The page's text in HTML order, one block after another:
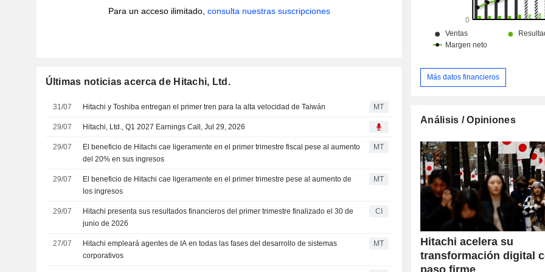
Para un acceso ilimitado, consulta nuestras suscripciones
Últimas noticias acerca de Hitachi, Ltd.
31/07 Hitachi y Toshiba entregan el primer tren para la alta velocidad de Taiwán MT
29/07 Hitachi, Ltd., Q1 2027 Earnings Call, Jul 29, 2026
29/07
El beneficio de Hitachi cae ligeramente en el primer trimestre fiscal pese al aumento
del 20% en sus ingresos
MT
29/07
El beneficio de Hitachi cae ligeramente en el primer trimestre pese al aumento de
los ingresos
MT
29/07
Hitachi presenta sus resultados financieros del primer trimestre finalizado el 30 de
junio de 2026
CI
27/07
Hitachi empleará agentes de IA en todas las fases del desarrollo de sistemas
corporativos
MT
óptica, tubos de pantalla, equipos
medición, equipos médicos,
fabricación de
electrodomésticos (4,7%):
calefacción y aire acondicionado,
servicios de transporte, financieros y
Las ventas netas se
Europa (10,8%) y otros (6%).
Más datos financieros
Análisis / Opiniones
Hitachi acelera su
transformación digital
paso firme